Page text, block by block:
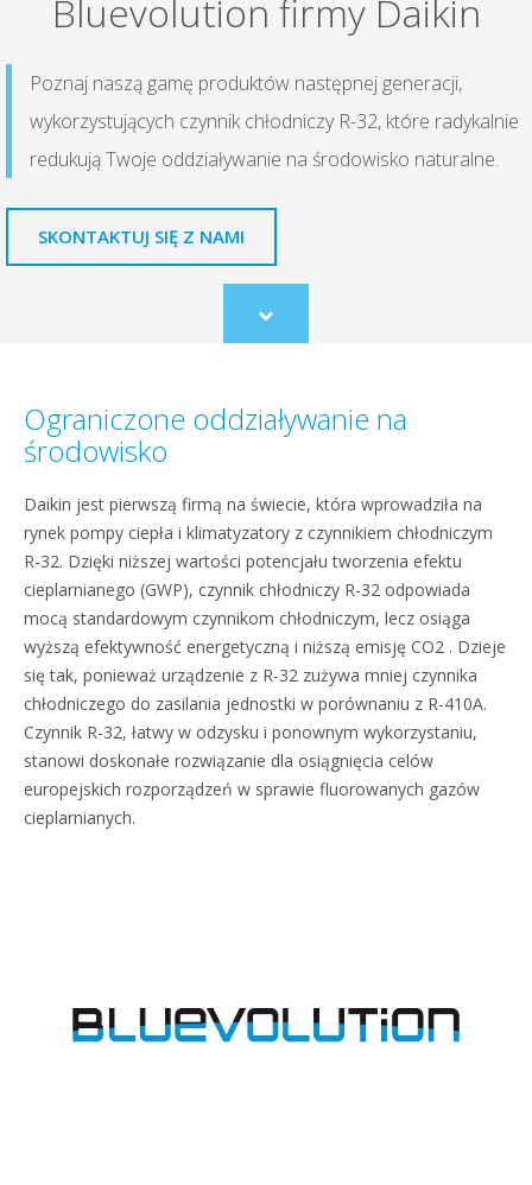
Bluevolution firmy Daikin
Poznaj naszą gamę produktów następnej generacji,
wykorzystujących czynnik chłodniczy R-32, które radykalnie
redukują Twoje oddziaływanie na środowisko naturalne.
SKONTAKTUJ SIĘ Z NAMI
Scroll
to
Ograniczone oddziaływanie na
środowisko
Daikin jest pierwszą firmą na świecie, która wprowadziła na
rynek pompy ciepła i klimatyzatory z czynnikiem chłodniczym
R-32. Dzięki niższej wartości potencjału tworzenia efektu
cieplarnianego (GWP), czynnik chłodniczy R-32 odpowiada
mocą standardowym czynnikom chłodniczym, lecz osiąga
wyższą efektywność energetyczną i niższą emisję CO2 . Dzieje
się tak, ponieważ urządzenie z R-32 zużywa mniej czynnika
chłodniczego do zasilania jednostki w porównaniu z R-410A.
Czynnik R-32, łatwy w odzysku i ponownym wykorzystaniu,
stanowi doskonałe rozwiązanie dla osiągnięcia celów
europejskich rozporządzeń w sprawie fluorowanych gazów
cieplarnianych.